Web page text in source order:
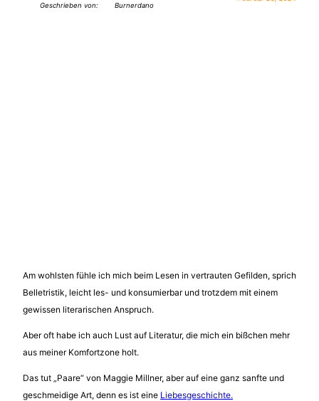
Geschrieben von: Burnerdano
Am wohlsten fühle ich mich beim Lesen in vertrauten Gefilden, sprich
Belletristik, leicht les- und konsumierbar und trotzdem mit einem
gewissen literarischen Anspruch.
Aber oft habe ich auch Lust auf Literatur, die mich ein bißchen mehr
aus meiner Komfortzone holt.
Das tut „Paare“ von Maggie Millner, aber auf eine ganz sanfte und
geschmeidige Art, denn es ist eine Liebesgeschichte.